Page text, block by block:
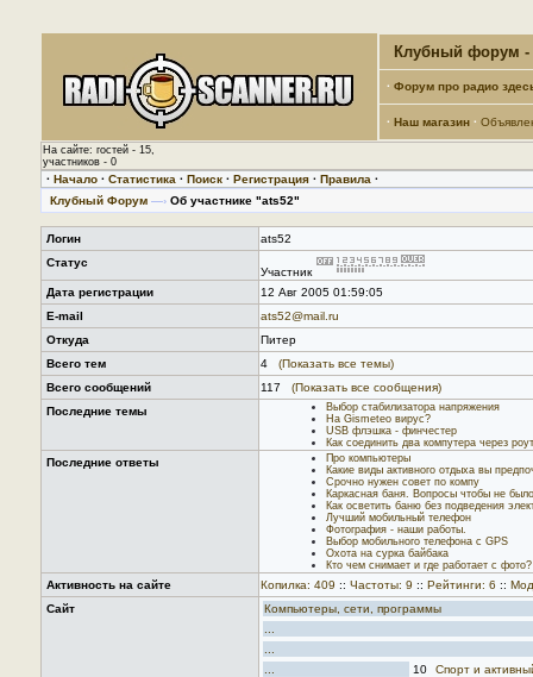
Клубный форум -
· Форум про радио
· Наш магазин ·
На сайте: гостей - 15,
участников - 0
· Начало · Статистика · Поиск · Регистрация · Правила ·
Клубный Форум —› Об участнике "ats52"
Логин
ats52
Статус
Участник
Дата регистрации
12 Авг 2005 01:59:05
E-mail
ats52@mail.ru
Откуда
Питер
Всего тем
4
(Показать все темы)
Всего сообщений
117
(Показать все сообщения)
Последние темы
Выбор стабилизатора напряжения
На Gismeteo вирус?
USB флэшка - финчестер
Как соединить два компутера через
Последние ответы
Про компьютеры
Какие виды активного отдыха вы
Срочно нужен совет по компу
Каркасная баня. Вопросы чтобы не
Как осветить баню без подведения
Лучший мобильный телефон
Фотография - наши работы.
Выбор мобильного телефона с GPS
Охота на сурка байбака
Кто чем снимает и где работает с фото?
Активность на сайте Копилка: 409 :: Частоты: 9 :: Рейтинги: 6 ::
Сайт
Компьютеры, сети, программы
10
Спорт и